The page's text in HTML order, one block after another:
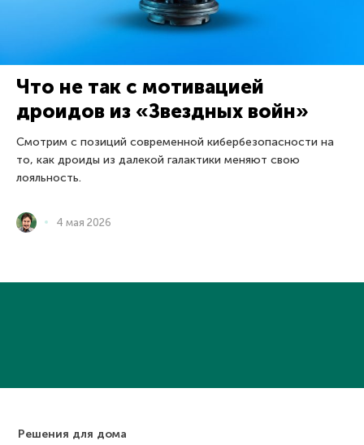
Что не так с мотивацией
дроидов из «Звездных войн»
Смотрим с позиций современной кибербезопасности на
то, как дроиды из далекой галактики меняют свою
лояльность.
4 мая 2026
Решения для дома